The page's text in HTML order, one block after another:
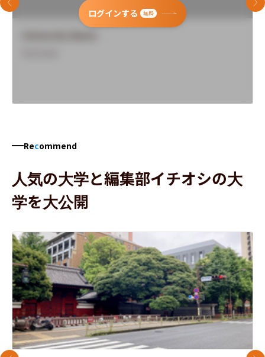
ログインする 無料
前のスライド 次
Recommend
人気の大学と編集部イチオシの大
学を大公開